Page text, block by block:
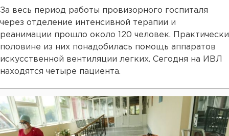
За весь период работы провизорного госпиталя
через отделение интенсивной терапии и
реанимации прошло около 120 человек. Практически
половине из них понадобилась помощь аппаратов
искусственной вентиляции легких. Сегодня на ИВЛ
находятся четыре пациента.